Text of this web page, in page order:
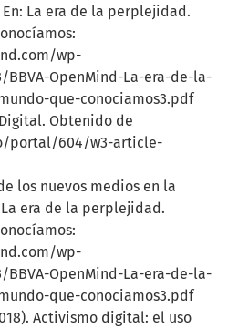
La era de la perplejidad.
wp-
OpenMind-La-era-de-la-
que-conociamos3.pdf
Obtenido de
portal/604/w3-article-
los nuevos medios en la
era de la perplejidad.
wp-
OpenMind-La-era-de-la-
que-conociamos3.pdf
Activismo digital: el uso